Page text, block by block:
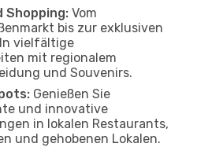
Shopping: Vom
bis zur exklusiven
vielfältige
mit regionalem
und Souvenirs.
Genießen Sie
und innovative
in lokalen Restaurants,
und gehobenen Lokalen.